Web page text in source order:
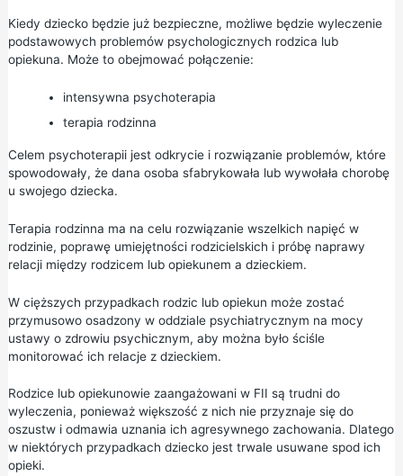
Kiedy dziecko będzie już bezpieczne, możliwe będzie wyleczenie
podstawowych problemów psychologicznych rodzica lub
opiekuna. Może to obejmować połączenie:
intensywna psychoterapia
terapia rodzinna
Celem psychoterapii jest odkrycie i rozwiązanie problemów, które
spowodowały, że dana osoba sfabrykowała lub wywołała chorobę
u swojego dziecka.
Terapia rodzinna ma na celu rozwiązanie wszelkich napięć w
rodzinie, poprawę umiejętności rodzicielskich i próbę naprawy
relacji między rodzicem lub opiekunem a dzieckiem.
W cięższych przypadkach rodzic lub opiekun może zostać
przymusowo osadzony w oddziale psychiatrycznym na mocy
ustawy o zdrowiu psychicznym, aby można było ściśle
monitorować ich relacje z dzieckiem.
Rodzice lub opiekunowie zaangażowani w FII są trudni do
wyleczenia, ponieważ większość z nich nie przyznaje się do
oszustw i odmawia uznania ich agresywnego zachowania. Dlatego
w niektórych przypadkach dziecko jest trwale usuwane spod ich
opieki.